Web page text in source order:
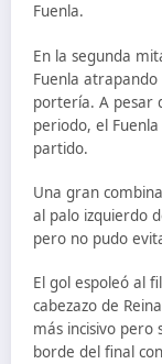
Fuenla.
En la segunda
Fuenla
portería. A pesar
periodo, el
partido.
Una gran
al palo izquierdo
pero no pudo
El gol espoleó al
cabezazo de
más incisivo
borde del final